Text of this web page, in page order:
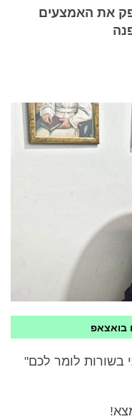
את האמצעים
בואצאפ
בשורות לומר לכם"